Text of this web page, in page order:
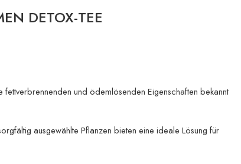
DETOX-TEE
und ödemlösenden Eigenschaften bekannt
ausgewählte Pflanzen bieten eine ideale Lösung für